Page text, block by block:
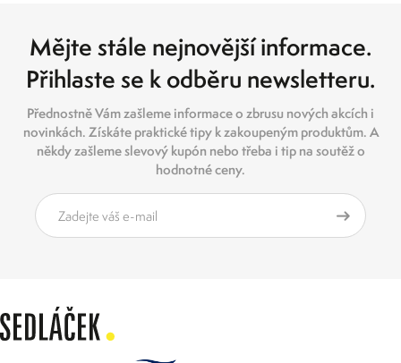
Mějte stále nejnovější informace.
Přihlaste se k odběru newsletteru.
Přednostně Vám zašleme informace o zbrusu nových akcích i
novinkách. Získáte praktické tipy k zakoupeným produktům. A
někdy zašleme slevový kupón nebo třeba i tip na soutěž o
hodnotné ceny.